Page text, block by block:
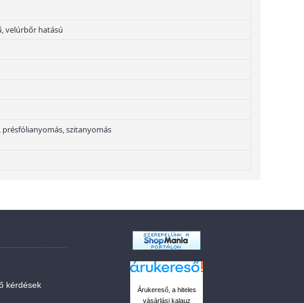
velúrbőr hatású
szitanyomás
kérdések
Árukereső, a hiteles
vásárlási kalauz